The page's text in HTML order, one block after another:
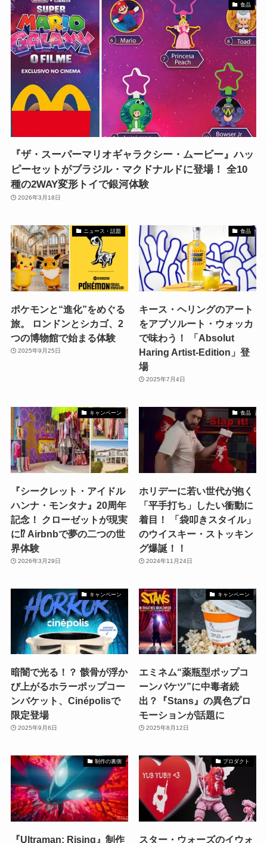
食品
『ザ・スーパーマリオギャラクシー・ムービー』ハッ
ピーセットがブラジル・マクドナルドに登場！ 全10
種の2WAY変形トイで銀河体験
2026年3月18日
ニュース・話題
ポケモンと“進化”をめぐる
旅。 ロンドンとシカゴ、2
つの博物館で始まる体験
2025年9月25日
食品
キース・ヘリングのアート
をアブソルート・ウォッカ
で味わう！ 「Absolut
Haring Artist-Edition」登
場
2025年7月4日
キャンペーン
『シークレット・アイドル
ハンナ・モンタナ』20周年
記念！ クローゼットが現実
に⁉ Airbnbで夢の二つの世
界体験
2026年3月29日
食品
ホリデーに若い世代が抱く
「平手打ち」したい衝動に
着目！ 「袋叩きスタイル」
のウイスキー・ストッキン
グ爆誕！！
2024年11月24日
キャンペーン
暗闇で光る！？ 骸骨が浮か
び上がるホラーポップコー
ンバケット、Cinépolisで
限定登場
2025年9月6日
キャンペーン
エミネム“薬瓶型ポップコ
ーンバケツ”に中毒者続
出？『Stans』の異色プロ
モーションが話題に
2025年8月12日
制作の裏側
『Ultraman: Rising』制作
プロダクト
スター・ウォーズのイウォ